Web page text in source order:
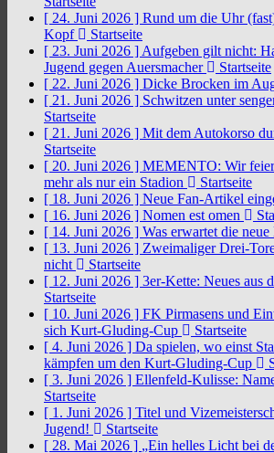
[ 24. Juni 2026 ] Rund um die Uhr
Kopf
Startseite
[ 23. Juni 2026 ] Aufgeben gilt nicht:
Jugend gegen Auersmacher
Startseite
[ 22. Juni 2026 ] Dicke Brocken im
[ 21. Juni 2026 ] Schwitzen unter
Startseite
[ 21. Juni 2026 ] Mit dem Autokorso
Startseite
[ 20. Juni 2026 ] MEMENTO: Wir
mehr als nur ein Stadion
Startseite
[ 18. Juni 2026 ] Neue Fan-Artikel
[ 16. Juni 2026 ] Nomen est omen
[ 14. Juni 2026 ] Was erwartet die neue
[ 13. Juni 2026 ] Zweimaliger Drei-
nicht
Startseite
[ 12. Juni 2026 ] 3er-Kette: Neues aus
Startseite
[ 10. Juni 2026 ] FK Pirmasens und
sich Kurt-Gluding-Cup
Startseite
[ 4. Juni 2026 ] Da spielen, wo einst
kämpfen um den Kurt-Gluding-Cup
[ 3. Juni 2026 ] Ellenfeld-Kulisse:
Startseite
[ 1. Juni 2026 ] Titel und
Jugend!
Startseite
[ 28. Mai 2026 ] „Ein helles Licht bei